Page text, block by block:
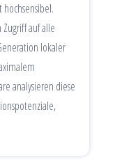
auf alle
lokaler
analysieren diese